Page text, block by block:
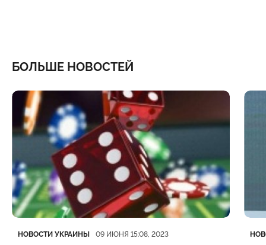
БОЛЬШЕ НОВОСТЕЙ
Категория
НОВОСТИ УКРАИНЫ
Дата публикации 09 ИЮНЯ 15:08, 2023